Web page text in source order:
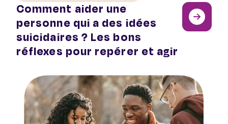
Comment aider une
personne qui a des idées
suicidaires ? Les bons
réflexes pour repérer et agir
Interdiction du portable au lycée : décryptage de